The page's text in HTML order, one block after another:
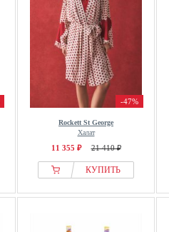
-47%
Rockett St George
Халат
11 355 ₽ 21 410 ₽
КУПИТЬ